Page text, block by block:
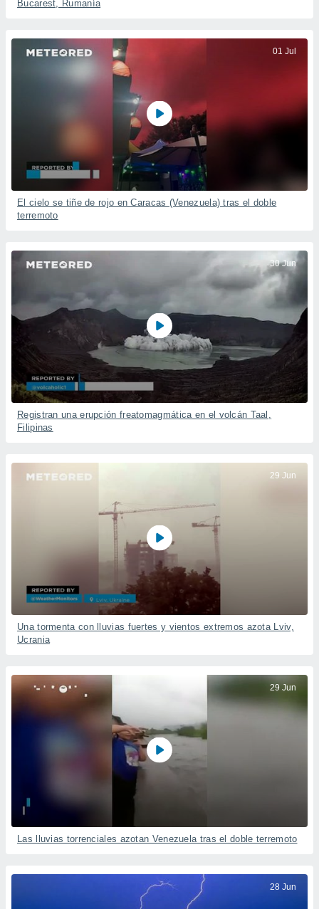
Bucarest, Rumanía
01 Jul
El cielo se tiñe de rojo en Caracas (Venezuela) tras el doble
terremoto
30 Jun
Registran una erupción freatomagmática en el volcán Taal,
Filipinas
29 Jun
Una tormenta con lluvias fuertes y vientos extremos azota Lviv,
Ucrania
29 Jun
Las lluvias torrenciales azotan Venezuela tras el doble terremoto
28 Jun